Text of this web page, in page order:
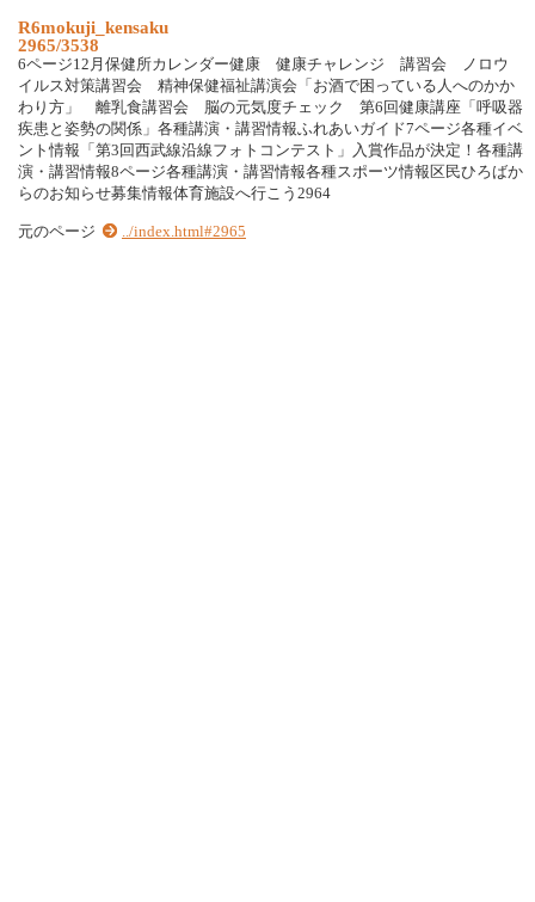
R6mokuji_kensaku
2965/3538
6ページ12月保健所カレンダー健康 健康チャレンジ 講習会 ノロウ
イルス対策講習会 精神保健福祉講演会「お酒で困っている人へのかか
わり方」 離乳食講習会 脳の元気度チェック 第6回健康講座「呼吸器
疾患と姿勢の関係」各種講演・講習情報ふれあいガイド7ページ各種イベ
ント情報「第3回西武線沿線フォトコンテスト」入賞作品が決定！各種講
演・講習情報8ページ各種講演・講習情報各種スポーツ情報区民ひろばか
らのお知らせ募集情報体育施設へ行こう2964
元のページ ../index.html#2965